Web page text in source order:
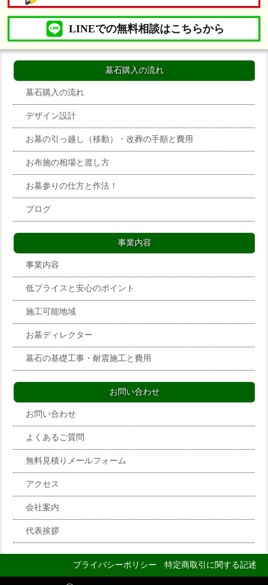
LINEでの無料相談はこちらから
墓石購入の流れ
墓石購入の流れ
デザイン設計
お墓の引っ越し（移動）・改葬の手順と費用
お布施の相場と渡し方
お墓参りの仕方と作法！
ブログ
事業内容
事業内容
低プライスと安心のポイント
施工可能地域
お墓ディレクター
墓石の基礎工事・耐震施工と費用
お問い合わせ
お問い合わせ
よくあるご質問
無料見積りメールフォーム
アクセス
会社案内
代表挨拶
プライバシーポリシー 特定商取引に関する記述